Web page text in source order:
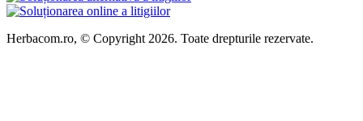
Herbacom.ro, © Copyright 2026. Toate drepturile rezervate.